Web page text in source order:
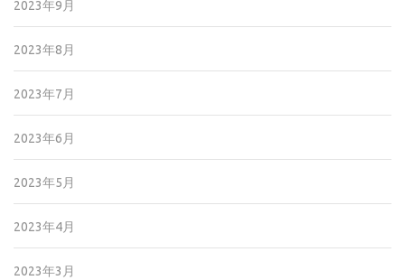
2023年9月
2023年8月
2023年7月
2023年6月
2023年5月
2023年4月
2023年3月